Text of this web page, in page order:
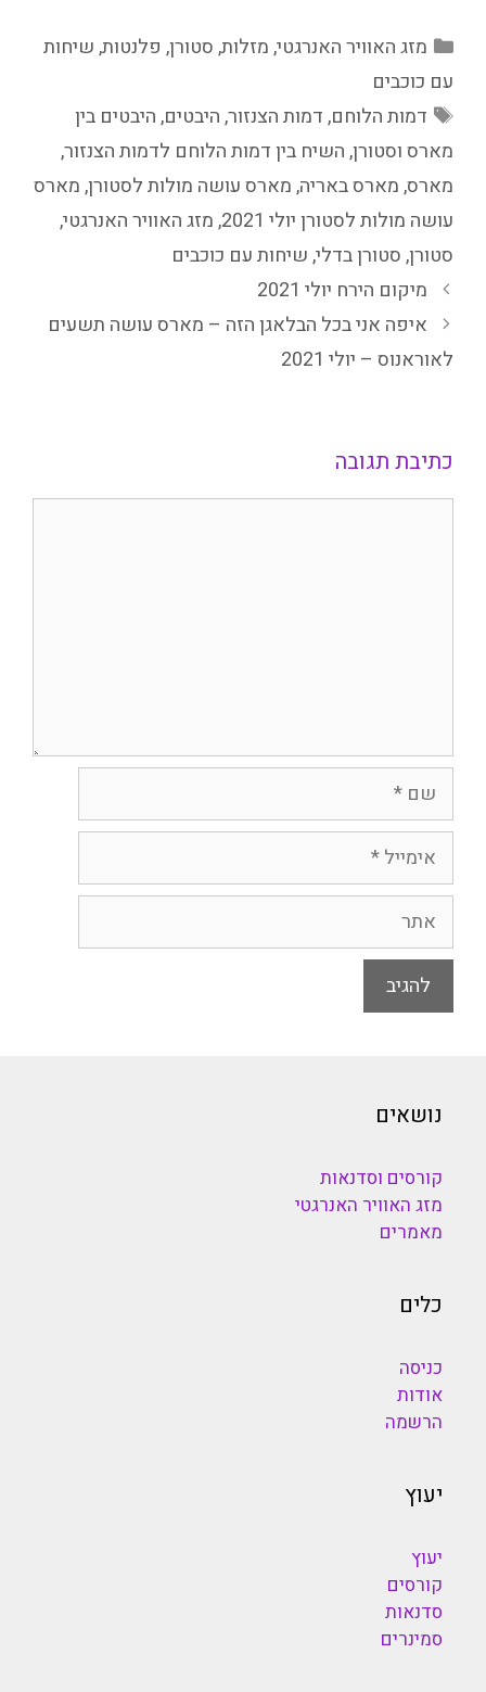
קטגוריות
מזג האוויר האנרגטי,מזלות,סטורן, פלנטות,שיחות
עם כוכבים
תגיות
דמות הלוחם,דמות הצנזור,היבטים,היבטים בין
מארס וסטורן,השיח בין דמות הלוחם לדמות הצנזור,
מארס,מארס באריה,מארס עושה מולות לסטורן,מארס
עושה מולות לסטורן יולי 2021
,מזג האוויר האנרגטי,
סטורן,סטורן בדלי,שיחות עם כוכבים
מיקום הירח יולי 2021
איפה אני בכל הבלאגן הזה – מארס עושה תשעים
לאוראנוס – יולי 2021
כתיבת תגובה
נושאים
קורסים וסדנאות
מזג האוויר האנרגטי
מאמרים
כלים
כניסה
אודות
הרשמה
יעוץ
יעוץ
קורסים
סדנאות
סמינרים